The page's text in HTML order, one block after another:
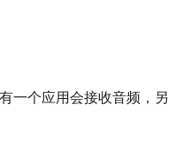
一个应用会接收音频，另